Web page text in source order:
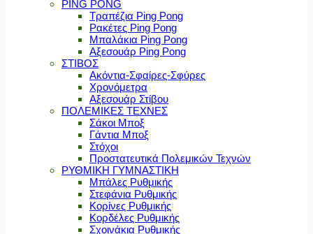
PING PONG
Τραπέζια Ping Pong
Ρακέτες Ping Pong
Μπαλάκια Ping Pong
Αξεσουάρ Ping Pong
ΣΤΙΒΟΣ
Ακόντια-Σφαίρες-Σφύρες
Χρονόμετρα
Αξεσουάρ Στίβου
ΠΟΛΕΜΙΚΕΣ ΤΕΧΝΕΣ
Σάκοι Μποξ
Γάντια Μποξ
Στόχοι
Προστατευτικά Πολεμικών Τεχνών
ΡΥΘΜΙΚΗ ΓΥΜΝΑΣΤΙΚΗ
Μπάλες Ρυθμικής
Στεφάνια Ρυθμικής
Κορίνες Ρυθμικής
Κορδέλες Ρυθμικής
Σχοινάκια Ρυθμικής